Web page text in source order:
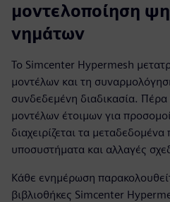
μοντελοποίηση
νημάτων
Το Simcenter Hypermesh
μοντέλων και τη
συνδεδεμένη διαδικασία.
μοντέλων έτοιμων για
διαχειρίζεται τα
υποσυστήματα και αλλαγές
Κάθε ενημέρωση
βιβλιοθήκες Simcenter